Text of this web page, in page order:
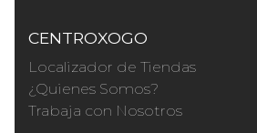
CENTROXOGO
Localizador de Tiendas
¿Quienes Somos?
Trabaja con Nosotros